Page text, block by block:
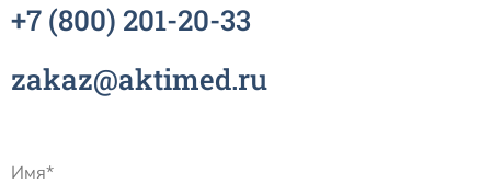
+7 (800) 201-20-33
zakaz@aktimed.ru